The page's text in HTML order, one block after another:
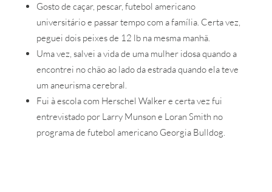
Gosto de caçar, pescar, futebol americano
universitário e passar tempo com a família. Certa vez,
peguei dois peixes de 12 lb na mesma manhã.
Uma vez, salvei a vida de uma mulher idosa quando a
encontrei no chão ao lado da estrada quando ela teve
um aneurisma cerebral.
Fui à escola com Herschel Walker e certa vez fui
entrevistado por Larry Munson e Loran Smith no
programa de futebol americano Georgia Bulldog.